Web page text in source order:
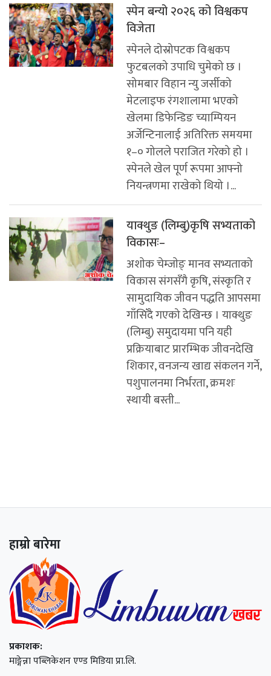
स्पेन बन्यो २०२६ को विश्वकप
विजेता
स्पेनले दोस्रोपटक विश्वकप
फुटबलको उपाधि चुमेको छ ।
सोमबार विहान न्यु जर्सीको
मेटलाइफ रंगशालामा भएको
खेलमा डिफेन्डिङ च्याम्पियन
अर्जेन्टिनालाई अतिरिक्त समयमा
१–० गोलले पराजित गरेको हो ।
स्पेनले खेल पूर्ण रूपमा आफ्नो
नियन्त्रणमा राखेको थियो ।...
याक्थुङ (लिम्बु)कृषि सभ्यताको
विकासः–
अशाेक चेम्जाेङ् मानव सभ्यताको
विकास संगसँगै कृषि, संस्कृति र
सामुदायिक जीवन पद्धति आपसमा
गाँसिँदै गएको देखिन्छ । याक्थुङ
(लिम्बु) समुदायमा पनि यही
प्रक्रियाबाट प्रारम्भिक जीवनदेखि
शिकार, वनजन्य खाद्य संकलन गर्ने,
पशुपालनमा निर्भरता, क्रमशः
स्थायी बस्ती...
हाम्रो बारेमा
प्रकाशक:
माङ्गेन्ना पब्लिकेशन एण्ड मिडिया प्रा.लि.